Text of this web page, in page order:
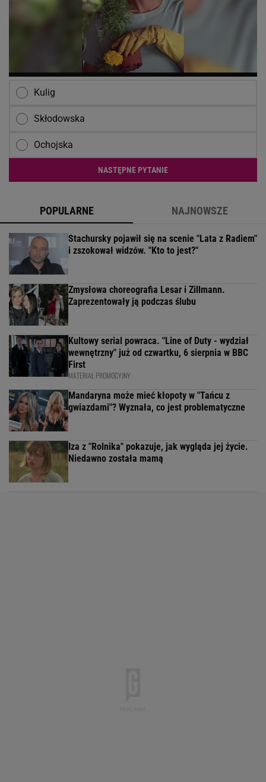
Kulig
Skłodowska
Ochojska
NASTĘPNE PYTANIE
POPULARNE NAJNOWSZE
Stachursky pojawił się na scenie "Lata z Radiem"
i zszokował widzów. "Kto to jest?"
Zmysłowa choreografia Lesar i Zillmann.
Zaprezentowały ją podczas ślubu
Kultowy serial powraca. "Line of Duty - wydział
wewnętrzny" już od czwartku, 6 sierpnia w BBC
First
MATERIAŁ PROMOCYJNY
Mandaryna może mieć kłopoty w "Tańcu z
gwiazdami"? Wyznała, co jest problematyczne
Iza z "Rolnika" pokazuje, jak wygląda jej życie.
Niedawno została mamą